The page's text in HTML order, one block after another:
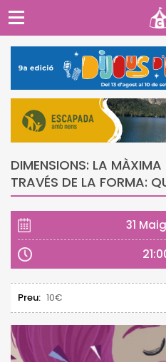
DIMENSIONS: LA MÀXIMA
TRAVÉS DE LA FORMA:
31
Preu: 10€